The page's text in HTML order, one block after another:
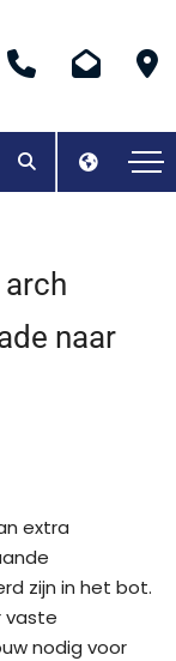
naar
extra
zijn in het bot.
vaste
nodig voor